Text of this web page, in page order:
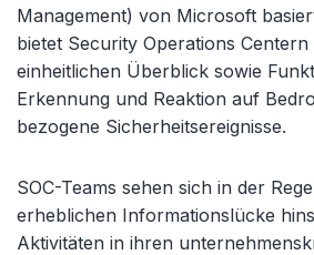
Management) von Microsoft
bietet Security Operations Centern
einheitlichen Überblick sowie
Erkennung und Reaktion auf
bezogene Sicherheitsereignisse.
SOC-Teams sehen sich in der
erheblichen Informationslücke
Aktivitäten in ihren